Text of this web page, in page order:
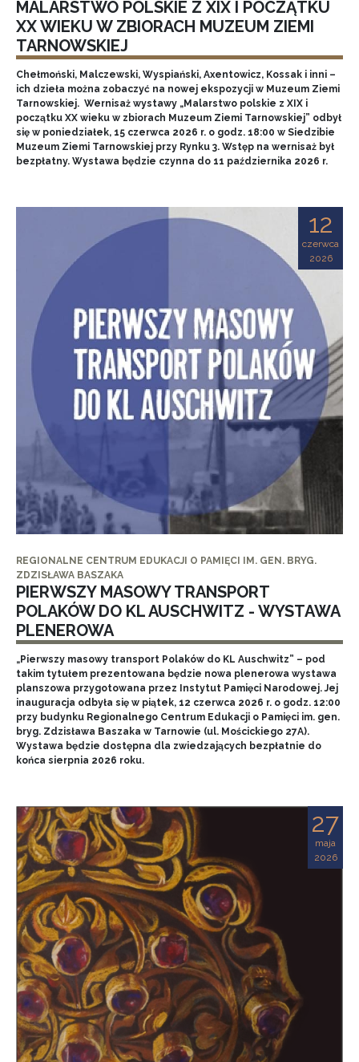
MALARSTWO POLSKIE Z XIX I POCZĄTKU
XX WIEKU W ZBIORACH MUZEUM ZIEMI
TARNOWSKIEJ
Chełmoński, Malczewski, Wyspiański, Axentowicz, Kossak i inni –
ich dzieła można zobaczyć na nowej ekspozycji w Muzeum Ziemi
Tarnowskiej. Wernisaż wystawy „Malarstwo polskie z XIX i
początku XX wieku w zbiorach Muzeum Ziemi Tarnowskiej” odbył
się w poniedziałek, 15 czerwca 2026 r. o godz. 18:00 w Siedzibie
Muzeum Ziemi Tarnowskiej przy Rynku 3. Wstęp na wernisaż był
bezpłatny. Wystawa będzie czynna do 11 października 2026 r.
12
czerwca
2026
REGIONALNE CENTRUM EDUKACJI O PAMIĘCI IM. GEN. BRYG.
ZDZISŁAWA BASZAKA
PIERWSZY MASOWY TRANSPORT
POLAKÓW DO KL AUSCHWITZ - WYSTAWA
PLENEROWA
„Pierwszy masowy transport Polaków do KL Auschwitz” – pod
takim tytułem prezentowana będzie nowa plenerowa wystawa
planszowa przygotowana przez Instytut Pamięci Narodowej. Jej
inauguracja odbyła się w piątek, 12 czerwca 2026 r. o godz. 12:00
przy budynku Regionalnego Centrum Edukacji o Pamięci im. gen.
bryg. Zdzisława Baszaka w Tarnowie (ul. Mościckiego 27A).
Wystawa będzie dostępna dla zwiedzających bezpłatnie do
końca sierpnia 2026 roku.
27
maja
2026